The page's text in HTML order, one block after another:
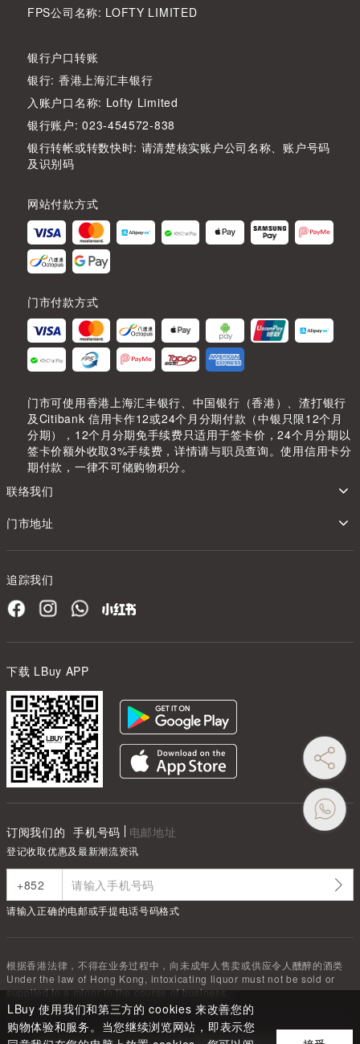
LBuy 使用我们和第三方的 cookies 来改善您的
购物体验和服务。当您继续浏览网站，即表示您
FPS公司名称: LOFTY LIMITED
银行户口转账
银行: 香港上海汇丰银行
入账户口名称: Lofty Limited
银行账户: 023-454572-838
银行转帐或转数快时: 请清楚核实账户公司名称、账户号码
及识别码
网站付款方式
门市付款方式
门市可使用香港上海汇丰银行、中国银行（香港）、渣打银行
及Citibank 信用卡作12或24个月分期付款（中银只限12个月
分期），12个月分期免手续费只适用于签卡价，24个月分期以
签卡价额外收取3%手续费，详情请与职员查询。使用信用卡分
期付款，一律不可储购物积分。
联络我们
门市地址
追踪我们
下载 LBuy APP
订阅我们的 手机号码 电邮地址
登记收取优惠及最新潮流资讯
请输入正确的电邮或手提电话号码格式
根据香港法律，不得在业务过程中，向未成年人售卖或供应令人醺醉的酒类
Under the law of Hong Kong, intoxicating liquor must not be sold or
supplied to a minor in the course of business.